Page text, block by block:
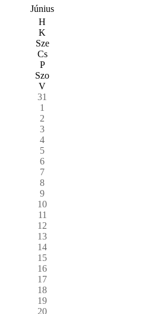
Június
H
K
Sze
Cs
P
Szo
V
31
1
2
3
4
5
6
7
8
9
10
11
12
13
14
15
16
17
18
19
20